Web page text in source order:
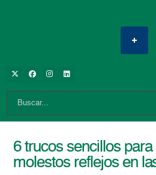
6 trucos sencillos para
molestos reflejos en